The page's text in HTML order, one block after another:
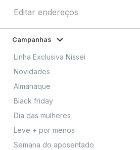
Editar endereços
Campanhas
Linha Exclusiva Nissei
Novidades
Almanaque
Black friday
Dia das mulheres
Leve + por menos
Semana do aposentado